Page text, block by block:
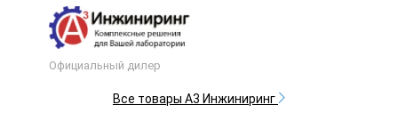
Официальный дилер
Все товары А3 Инжиниринг